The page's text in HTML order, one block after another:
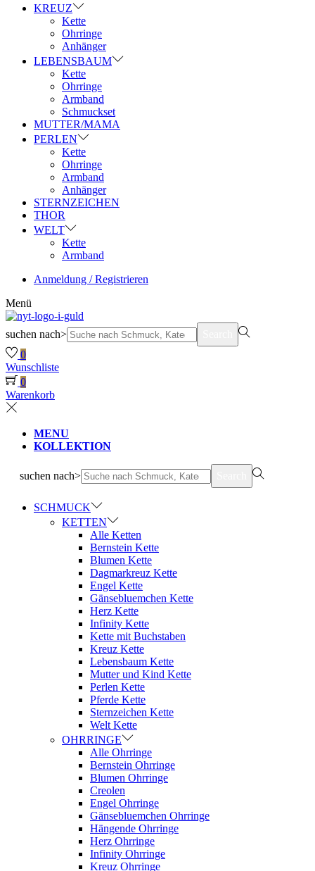
KREUZ
Kette
Ohrringe
Anhänger
LEBENSBAUM
Kette
Ohrringe
Armband
Schmuckset
MUTTER/MAMA
PERLEN
Kette
Ohrringe
Armband
Anhänger
STERNZEICHEN
THOR
WELT
Kette
Armband
Anmeldung / Registrieren
Menü
suchen nach>
0
Wunschliste
0
Warenkorb
MENU
KOLLEKTION
suchen nach>
SCHMUCK
KETTEN
Alle Ketten
Bernstein Kette
Blumen Kette
Dagmarkreuz Kette
Engel Kette
Gänsebluemchen Kette
Herz Kette
Infinity Kette
Kette mit Buchstaben
Kreuz Kette
Lebensbaum Kette
Mutter und Kind Kette
Perlen Kette
Pferde Kette
Sternzeichen Kette
Welt Kette
OHRRINGE
Alle Ohrringe
Bernstein Ohrringe
Blumen Ohrringe
Creolen
Engel Ohrringe
Gänsebluemchen Ohrringe
Hängende Ohrringe
Herz Ohrringe
Infinity Ohrringe
Kreuz Ohrringe